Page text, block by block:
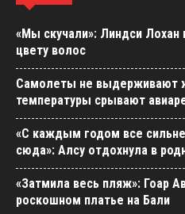
«Мы скучали»: Линдси Лохан
цвету волос
Самолеты не выдерживают
температуры срывают
«С каждым годом все
сюда»: Алсу отдохнула в
«Затмила весь пляж»: Гоар
роскошном платье на Бали